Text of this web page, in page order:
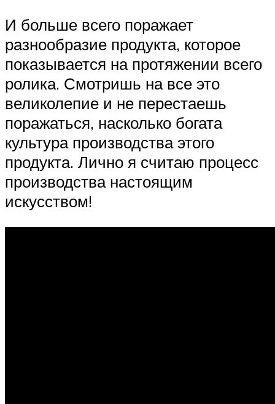
И больше всего поражает
разнообразие продукта, которое
показывается на протяжении всего
ролика. Смотришь на все это
великолепие и не перестаешь
поражаться, насколько богата
культура производства этого
продукта. Лично я считаю процесс
производства настоящим
искусством!